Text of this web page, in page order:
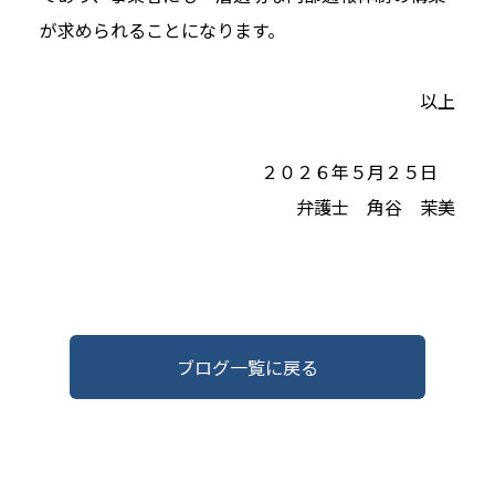
が求められることになります。
以上
２０２６年５月２５日
弁護士 角谷 茉美
ブログ一覧に戻る